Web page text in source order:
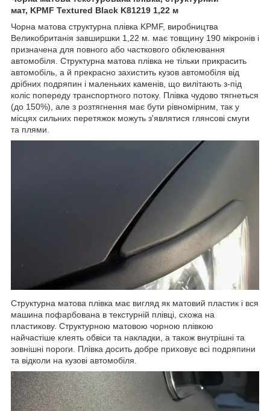
мат, KPMF Textured Black K81219 1,22 м
Чорна матова структурна плівка KPMF, виробництва
Великобританія завширшки 1,22 м. має товщину 190 мікронів і
призначена для повного або часткового обклеювання
автомобіля. Структурна матова плівка не тільки прикрасить
автомобіль, а й прекрасно захистить кузов автомобіля від
дрібних подряпин і маленьких каменів, що вилітають з-під
коліс попереду транспортного потоку. Плівка чудово тягнеться
(до 150%), але з розтягнення має бути рівномірним, так у
місцях сильних перетяжок можуть з'являтися глянсові смуги
та плями.
Структурна матова плівка має вигляд як матовий пластик і вся
машина пофарбована в текстурній плівці, схожа на
пластикову. Структурною матовою чорною плівкою
найчастіше клеять обвіси та накладки, а також внутрішні та
зовнішні пороги. Плівка досить добре приховує всі подряпини
та відколи на кузові автомобіля.